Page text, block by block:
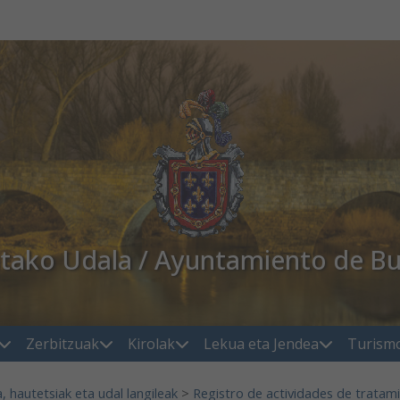
Udala / Ayuntamiento de
Zerbitzuak Kirolak Lekua eta Jendea
hautetsiak eta udal langileak > Registro de actividades de